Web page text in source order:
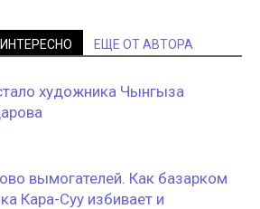
ЕЩЕ ОТ АВТОРА
художника Чынгыза
вымогателей. Как базарком
Кара-Суу избивает и